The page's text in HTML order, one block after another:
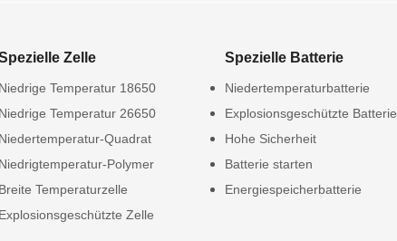
Zelle
Niedrige Temperatur 18650
Niedrige Temperatur 26650
Niedertemperatur-Quadrat
Niedrigtemperatur-Polymer
Breite Temperaturzelle
Explosionsgeschützte Zelle
Spezielle Batterie
Niedertemperaturbatterie
Explosionsgeschützte Batterie
Hohe Sicherheit
Batterie starten
Energiespeicherbatterie